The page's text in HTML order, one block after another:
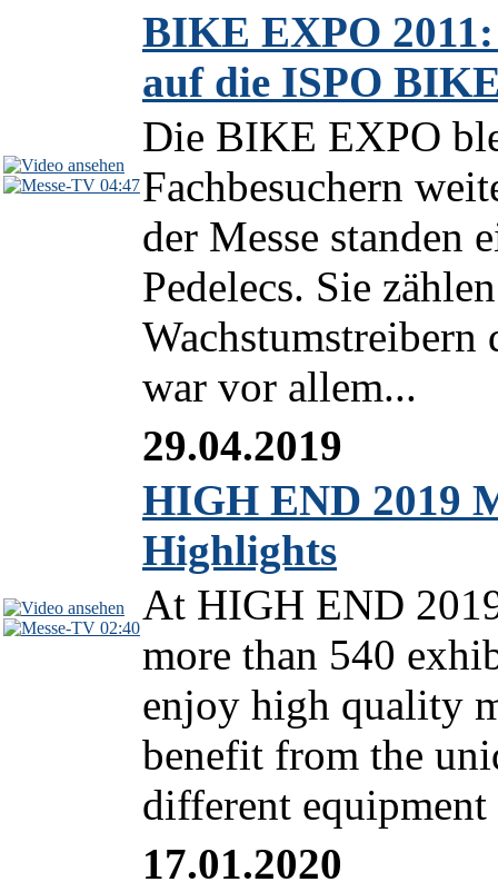
04:47
BIKE EXPO
auf die ISPO
Die BIKE EXPO
Fachbesuchern
der Messe standen
Pedelecs. Sie
Wachstumstreibern
war vor allem...
02:40
29.04.2019
HIGH END 2019
Highlights
At HIGH END
more than 540
enjoy high quality
benefit from the
different equipment
17.01.2020